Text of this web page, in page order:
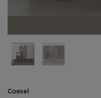
Coesel